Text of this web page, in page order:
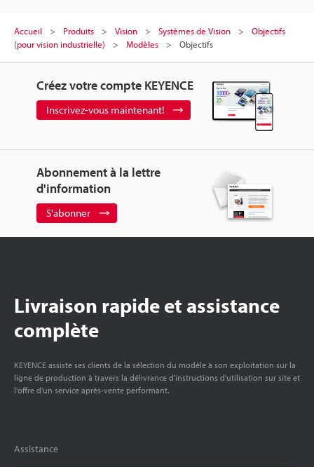
Accueil Produits Vision Systèmes de Vision
Objectifs
(pour vision industrielle)
Modèles Objectifs
Créez votre compte KEYENCE
Inscrivez-vous maintenant!
Abonnement à la lettre
d'information
S'abonner
Livraison rapide et assistance
complète
KEYENCE assiste ses clients de la sélection du modèle à son exploitation sur la
ligne de production à travers la délivrance d'instructions d'utilisation sur site et
l'offre d'un service après-vente performant.
Assistance